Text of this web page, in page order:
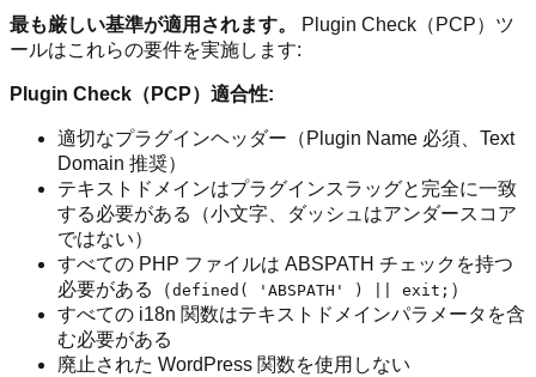
最も厳しい基準が適用されます。
Plugin Check（PCP）ツ
ールはこれらの要件を実施します:
Plugin Check（PCP）適合性:
適切なプラグインヘッダー（Plugin Name 必須、Text
Domain 推奨）
テキストドメインはプラグインスラッグと完全に一致
する必要がある（小文字、ダッシュはアンダースコア
ではない）
すべての PHP ファイルは ABSPATH チェックを持つ
必要がある（defined( 'ABSPATH' ) || exit; ）
すべての i18n 関数はテキストドメインパラメータを含
む必要がある
廃止された WordPress 関数を使用しない